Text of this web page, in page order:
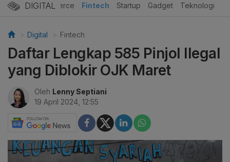
DIGITAL
E-Commerce Fintech Startup Gadget Teknologi
Digital Fintech
Daftar Lengkap 585 Pinjol Ilegal
yang Diblokir OJK Maret
Oleh Lenny Septiani
19 April 2024, 12:55